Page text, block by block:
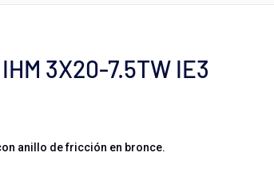
3X20-7.5TW IE3
anillo de fricción en bronce.